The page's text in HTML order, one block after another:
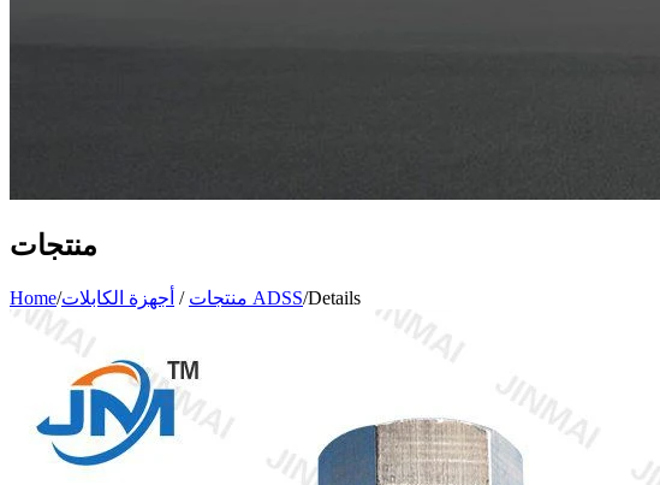
منتجات
Home/ منتجات / أجهزة الكابلات ADSS/Details